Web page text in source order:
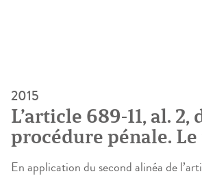
2015
L’article 689-11, al. 2,
procédure pénale.
du ministère public à
En application du second alinéa de